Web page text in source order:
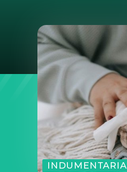
INDUMENTARIA